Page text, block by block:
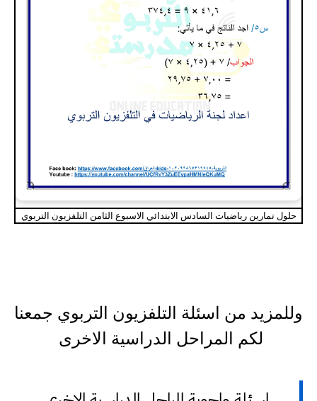
حلول تمارين رياضيات السادس الابتدائي الاسبوع الثامن التلفزيون التربوي
وللمزيد من اسئلة التلفزيون التربوي جمعنا
لكم المراحل الدراسية الاخرى